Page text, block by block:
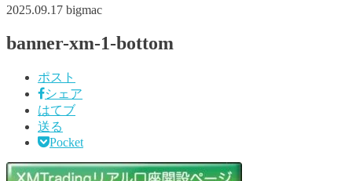
2025.09.17 bigmac
banner-xm-1-bottom
ポスト
シェア
はてブ
送る
Pocket